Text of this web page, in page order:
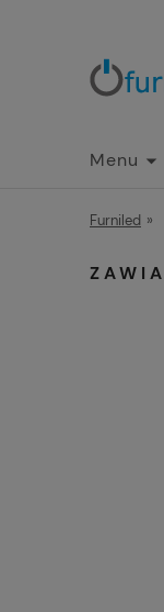
Menu
Furniled »